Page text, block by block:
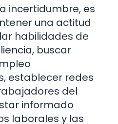
incertidumbre, es
una actitud
habilidades de
buscar
establecer redes
del
informado
laborales y las